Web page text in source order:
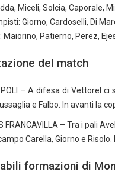
Miceli, Solcia, Caporale,
Giorno, Cardoselli, Di
Patierno, Perez,
del match
– A difesa di Vettorel
e Falbo. In avanti la
FRANCAVILLA – Tra i pali
Carella, Giorno e
formazioni di